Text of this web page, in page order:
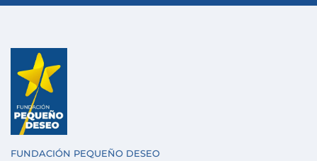
FUNDACIÓN PEQUEÑO DESEO